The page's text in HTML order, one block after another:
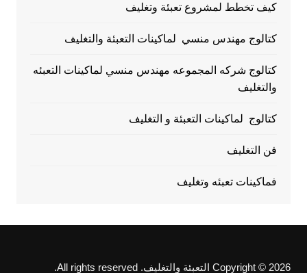
كيف تخطط لمشروع تعبئة وتغليف
كتالوج مهندس منسي لماكينات التعبئة والتغليف
كتالوج شركه المجموعه مهندس منسي لماكينات التعبئه
والتغليف
كتالوج لماكينات التعبئة و التغليف
فن التغليف
فماكينات تعبئه وتغليف
Copyright © 2026 التعبئة والتغليف. All rights reserved.